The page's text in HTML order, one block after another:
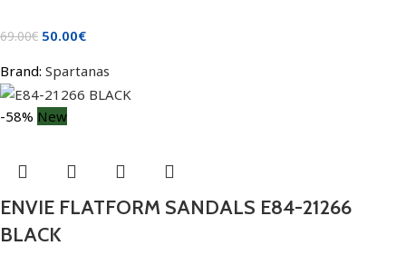
69.00€ 50.00€
Brand: Spartanas
-58% New
ENVIE FLATFORM SANDALS E84-21266
BLACK